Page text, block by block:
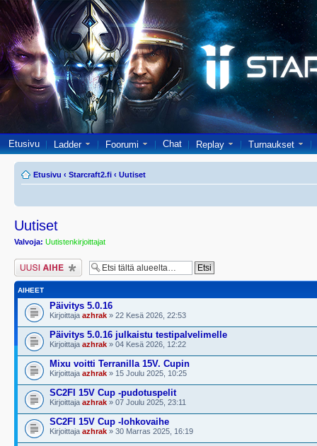
Etusivu Ladder Foorumi Chat Replay Turnaukset
Etusivu ‹ Starcraft2.fi ‹ Uutiset
Uutiset
Valvoja: Uutistenkirjoittajat
Lähetä uusi viesti
AIHEET
Päivitys 5.0.16
Kirjoittaja azhrak » 22 Kesä 2026, 22:53
Päivitys 5.0.16 julkaistu testipalvelimelle
Kirjoittaja azhrak » 04 Kesä 2026, 12:22
Mixu voitti Terranilla 15V. Cupin
Kirjoittaja azhrak » 15 Joulu 2025, 10:25
SC2FI 15V Cup -pudotuspelit
Kirjoittaja azhrak » 07 Joulu 2025, 23:11
SC2FI 15V Cup -lohkovaihe
Kirjoittaja azhrak » 30 Marras 2025, 16:19